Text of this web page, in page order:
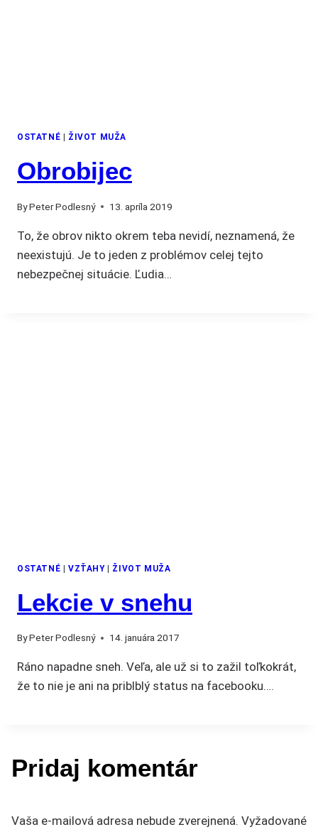
OSTATNÉ ŽIVOT MUŽA
Obrobijec
ByPeter Podlesný 13. apríla 2019
To, že obrov nikto okrem teba nevidí, neznamená, že
neexistujú. Je to jeden z problémov celej tejto
nebezpečnej situácie. Ľudia…
OSTATNÉ | VZŤAHY| ŽIVOT MUŽA
Lekcie v snehu
ByPeter Podlesný 14. januára 2017
Ráno napadne sneh. Veľa, ale už si to zažil toľkokrát,
že to nie je ani na priblblý status na facebooku….
Pridaj komentár
Vaša e-mailová adresa nebude zverejnená. Vyžadované